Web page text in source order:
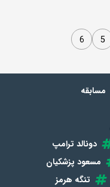
5
6
مسابقه
دونالد ترامپ
مسعود پزشکیان
تنگه هرمز